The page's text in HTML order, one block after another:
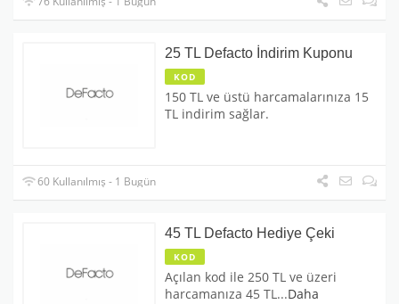
25 TL Defacto İndirim Kuponu
KOD
150 TL ve üstü harcamalarınıza 15
TL indirim sağlar.
60 Kullanılmış - 1 Bugün
45 TL Defacto Hediye Çeki
KOD
Açılan kod ile 250 TL ve üzeri
harcamanıza 45 TL...Daha